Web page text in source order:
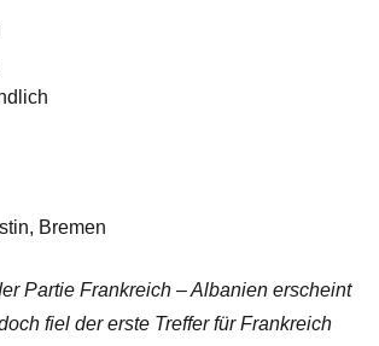
Bremen
Partie Frankreich – Albanien erscheint
fiel der erste Treffer für Frankreich